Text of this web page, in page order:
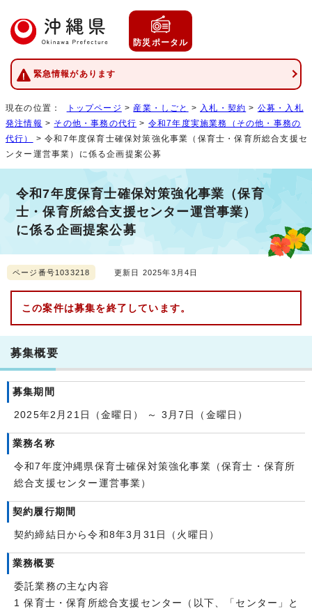
防災ポータル
緊急情報があります
現在の位置： トップページ > 産業・しごと > 入札・契約 > 公募・入札
発注情報 > その他・事務の代行 > 令和7年度実施業務（その他・事務の
代行）
> 令和7年度保育士確保対策強化事業（保育士・保育所総合支援セ
ンター運営事業）に係る企画提案公募
令和7年度保育士確保対策強化事業（保育
士・保育所総合支援センター運営事業）
に係る企画提案公募
ページ番号1033218 更新日 2025年3月4日
この案件は募集を終了しています。
募集概要
募集期間
2025年2月21日（金曜日） ～ 3月7日（金曜日）
業務名称
令和7年度沖縄県保育士確保対策強化事業（保育士・保育所
総合支援センター運営事業）
契約履行期間
契約締結日から令和8年3月31日（火曜日）
業務概要
委託業務の主な内容
1 保育士・保育所総合支援センター（以下、「センター」と